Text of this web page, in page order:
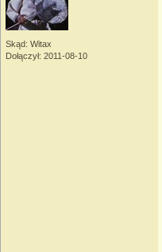
Skąd: Witax
Dołączył: 2011-08-10